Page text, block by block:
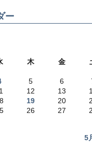
ー
木 金
5
5 6
12 13
19 20
26 27